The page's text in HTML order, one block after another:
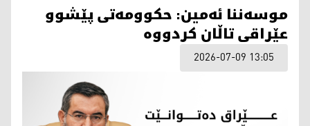
موسەننا ئەمین: حکوومەتی پێشوو
عێراقی تاڵان کردووە
2026-07-09 13:05